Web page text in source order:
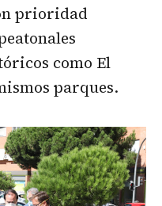
prioridad
como El
parques.